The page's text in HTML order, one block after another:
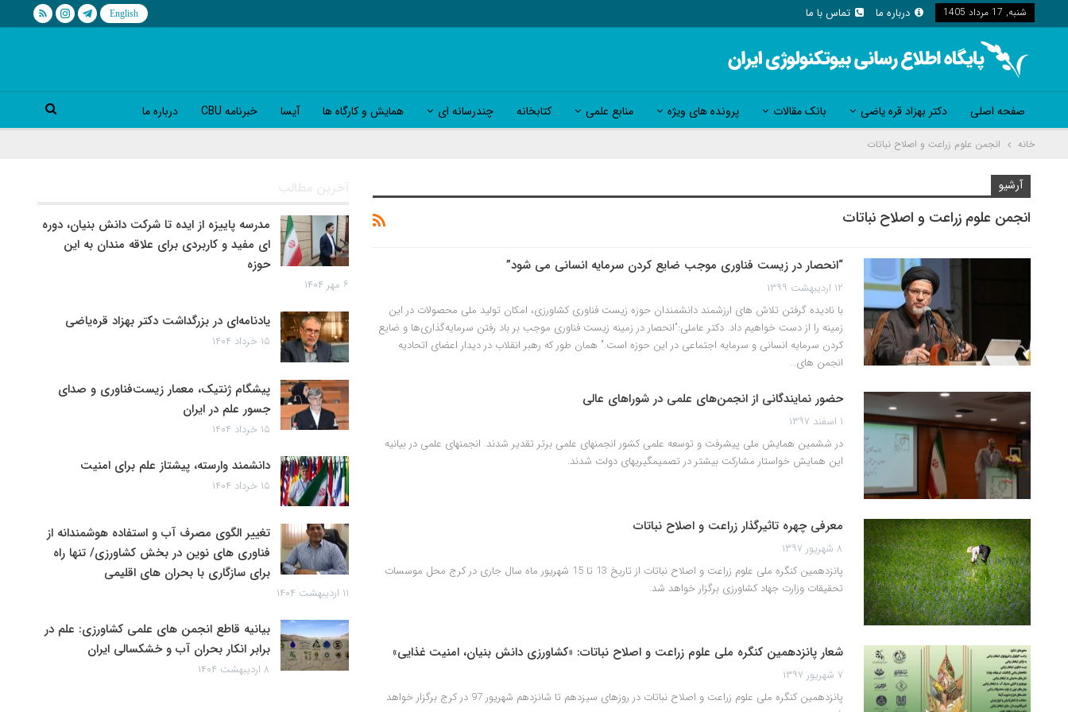
شنبه, 17 مرداد 1405 درباره ما تماس با ما
صفحه اصلی دکتر بهزاد قره یاضی بانک مقالات پرونده های ویژه منابع علمی کتابخانه چندرسانه ای همایش و کارگاه ها آیسا خبرنامه CBU درباره ما
خانه انجمن علوم زراعت و اصلاح نباتات
آرشیو
انجمن علوم زراعت و اصلاح نباتات
“انحصار در زیست فناوری موجب ضایع کردن سرمایه انسانی می شود”
۱۲ اردیبهشت ۱۳۹۹
با نادیده گرفتن تلاش های ارزشمند دانشمندان حوزه زیست فناوری کشاورزی، امکان تولید ملی محصولات در این
زمینه را از دست خواهیم داد. دکتر عاملی:"انحصار در زمینه زیست فناوری موجب بر باد رفتن سرمایه‌گذاری‌ها و ضایع
کردن سرمایه انسانی و سرمایه اجتماعی در این حوزه است." همان طور که رهبر انقلاب در دیدار اعضای اتحادیه
انجمن های…
حضور نمایندگانی از انجمن‌های علمی در شوراهای عالی
۱ اسفند ۱۳۹۷
در ششمین همایش ملی پیشرفت و توسعه علمی کشور انجمن‎های علمی برتر تقدیر شدند. انجمن‎های علمی در بیانیه
این همایش خواستار مشارکت بیشتر در تصمیم‎گیری‎های دولت شدند.
معرفی چهره تاثیرگذار زراعت و اصلاح نباتات
۸ شهریور ۱۳۹۷
پانزدهمین کنگره ملی علوم زراعت و اصلاح نباتات از تاریخ 13 تا 15 شهریور ماه سال جاری در کرج محل موسسات
تحقیقات وزارت جهاد کشاورزی برگزار خواهد شد.
شعار پانزدهمین کنگره ملی علوم زراعت و اصلاح نباتات: «کشاورزی دانش بنیان، امنیت غذایی»
۷ شهریور ۱۳۹۷
پانزدهمین کنگره ملی علوم زراعت و اصلاح نباتات در روزهای سیزدهم تا شانزدهم شهریور 97 در کرج برگزار خواهد
آخرین مطالب
مدرسه پاییزه از ایده تا شرکت دانش بنیان، دوره
ای مفید و کاربردی برای علاقه مندان به این
حوزه
۶ مهر ۱۴۰۴
یادنامه‌ای در بزرگداشت دکتر بهزاد قره‌یاضی
۱۵ خرداد ۱۴۰۴
پیشگام ژنتیک، معمار زیست‌فناوری و صدای
جسور علم در ایران
۱۵ خرداد ۱۴۰۴
دانشمند وارسته، پیشتاز علم برای امنیت
۱۵ خرداد ۱۴۰۴
تغییر الگوی مصرف آب و استفاده هوشمندانه از
فناوری های نوین در بخش کشاورزی/ تنها راه
برای سازگاری با بحران های اقلیمی
۱۱ اردیبهشت ۱۴۰۴
بیانیه قاطع انجمن های علمی کشاورزی: علم در
برابر انکار بحران آب و خشکسالی ایران
۸ اردیبهشت ۱۴۰۴